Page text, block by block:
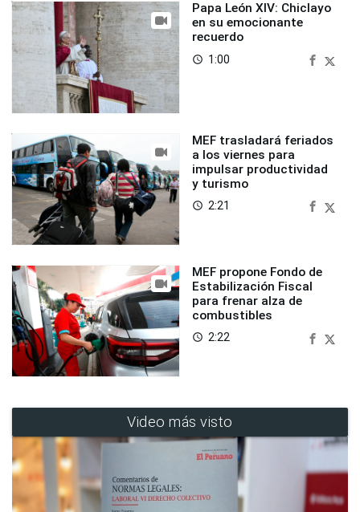
Papa León XIV: Chiclayo
en su emocionante
recuerdo
access_time 1:00
MEF trasladará feriados
a los viernes para
impulsar productividad
y turismo
access_time 2:21
MEF propone Fondo de
Estabilización Fiscal
para frenar alza de
combustibles
access_time 2:22
Video más visto